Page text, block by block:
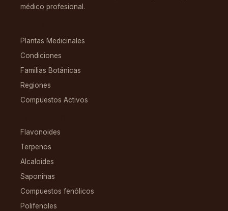
médico profesional.
Plantas Medicinales
Condiciones
Familias Botánicas
Regiones
Compuestos Activos
Flavonoides
Terpenos
Alcaloides
Saponinas
Compuestos fenólicos
Polifenoles